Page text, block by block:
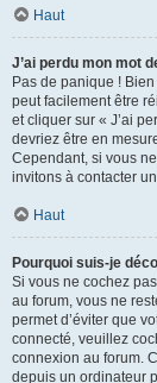
Haut
J’ai perdu mon mot
Pas de panique !
peut facilement être
et cliquer sur « J’ai
devriez être en
Cependant, si vous
invitons à contacter
Haut
Pourquoi suis-je
Si vous ne cochez
au forum, vous ne
permet d’éviter que
connecté, veuillez
connexion au forum.
depuis un ordinateur